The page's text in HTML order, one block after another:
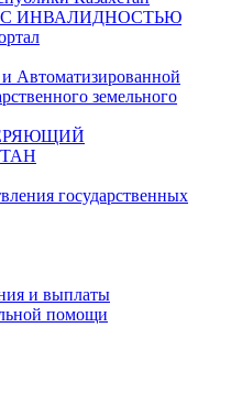
ИНВАЛИДНОСТЬЮ
и Автоматизированной
земельного
государственных
и выплаты
помощи